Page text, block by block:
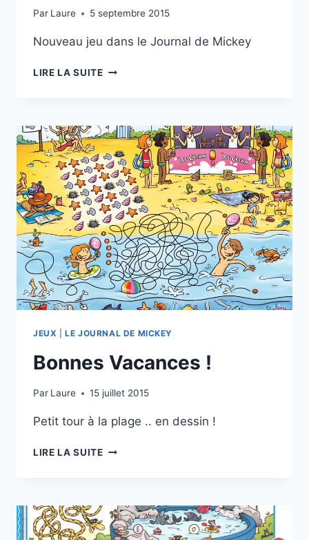
Par Laure 5 septembre 2015
Nouveau jeu dans le Journal de Mickey
LIRE LA SUITELE
JEUX |LE JOURNAL DE MICKEY
Bonnes Vacances !
Par Laure 15 juillet 2015
Petit tour à la plage .. en dessin !
LIRE LA SUITEBONNES